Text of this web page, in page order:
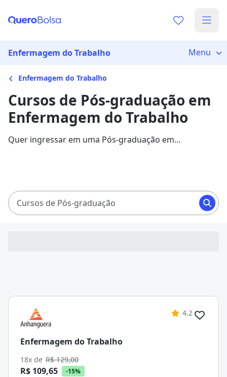
Enfermagem do Trabalho Menu
Enfermagem do Trabalho
Cursos de Pós-graduação em
Enfermagem do Trabalho
Quer ingressar em uma Pós-graduação em
Cursos de Pós-graduação
4.2
Enfermagem do Trabalho
18x de R$ 129,00
R$ 109,65 -15%